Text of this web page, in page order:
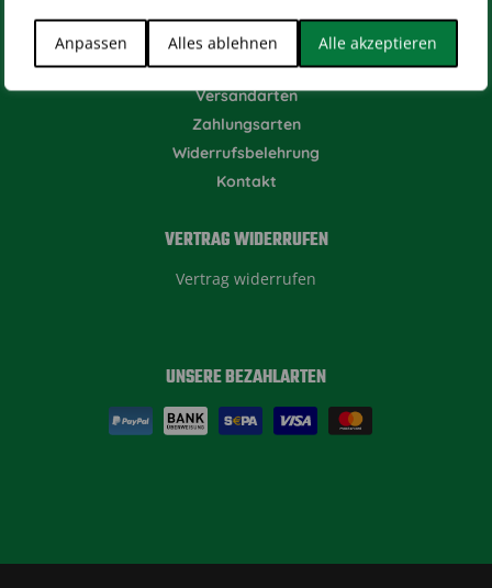
Anpassen Alles ablehnen Alle akzeptieren
HILFE & KONTAKT
Versandarten
Zahlungsarten
Widerrufsbelehrung
Kontakt
VERTRAG WIDERRUFEN
Vertrag widerrufen
UNSERE BEZAHLARTEN